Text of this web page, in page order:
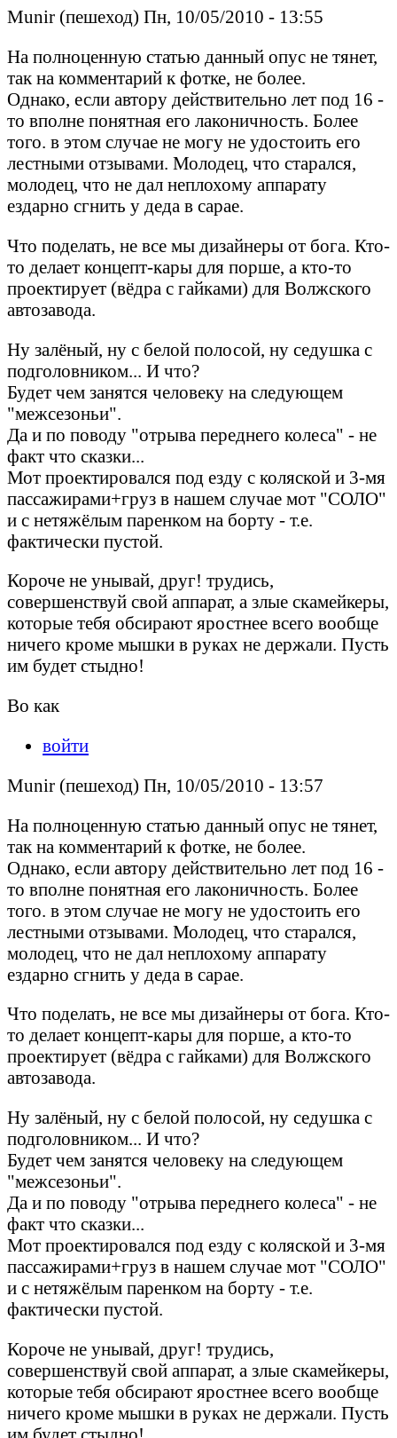
Munir (пешеход) Пн, 10/05/2010 - 13:55
На полноценную статью данный опус не тянет,
так на комментарий к фотке, не более.
Однако, если автору действительно лет под 16 -
то вполне понятная его лаконичность. Более
того. в этом случае не могу не удостоить его
лестными отзывами. Молодец, что старался,
молодец, что не дал неплохому аппарату
ездарно сгнить у деда в сарае.
Что поделать, не все мы дизайнеры от бога. Кто-
то делает концепт-кары для порше, а кто-то
проектирует (вёдра с гайками) для Волжского
автозавода.
Ну залёный, ну с белой полосой, ну седушка с
подголовником... И что?
Будет чем занятся человеку на следующем
"межсезоньи".
Да и по поводу "отрыва переднего колеса" - не
факт что сказки...
Мот проектировался под езду с коляской и 3-мя
пассажирами+груз в нашем случае мот "СОЛО"
и с нетяжёлым паренком на борту - т.е.
фактически пустой.
Короче не унывай, друг! трудись,
совершенствуй свой аппарат, а злые скамейкеры,
которые тебя обсирают яростнее всего вообще
ничего кроме мышки в руках не держали. Пусть
им будет стыдно!
Во как
войти
Munir (пешеход) Пн, 10/05/2010 - 13:57
На полноценную статью данный опус не тянет,
так на комментарий к фотке, не более.
Однако, если автору действительно лет под 16 -
то вполне понятная его лаконичность. Более
того. в этом случае не могу не удостоить его
лестными отзывами. Молодец, что старался,
молодец, что не дал неплохому аппарату
ездарно сгнить у деда в сарае.
Что поделать, не все мы дизайнеры от бога. Кто-
то делает концепт-кары для порше, а кто-то
проектирует (вёдра с гайками) для Волжского
автозавода.
Ну залёный, ну с белой полосой, ну седушка с
подголовником... И что?
Будет чем занятся человеку на следующем
"межсезоньи".
Да и по поводу "отрыва переднего колеса" - не
факт что сказки...
Мот проектировался под езду с коляской и 3-мя
пассажирами+груз в нашем случае мот "СОЛО"
и с нетяжёлым паренком на борту - т.е.
фактически пустой.
Короче не унывай, друг! трудись,
совершенствуй свой аппарат, а злые скамейкеры,
которые тебя обсирают яростнее всего вообще
ничего кроме мышки в руках не держали. Пусть